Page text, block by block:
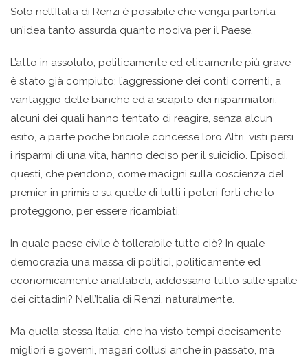
Solo nell’Italia di Renzi è possibile che venga partorita
un’idea tanto assurda quanto nociva per il Paese.
L’atto in assoluto, politicamente ed eticamente più grave
è stato già compiuto: l’aggressione dei conti correnti, a
vantaggio delle banche ed a scapito dei risparmiatori,
alcuni dei quali hanno tentato di reagire, senza alcun
esito, a parte poche briciole concesse loro Altri, visti persi
i risparmi di una vita, hanno deciso per il suicidio. Episodi,
questi, che pendono, come macigni sulla coscienza del
premier in primis e su quelle di tutti i poteri forti che lo
proteggono, per essere ricambiati.
In quale paese civile è tollerabile tutto ciò? In quale
democrazia una massa di politici, politicamente ed
economicamente analfabeti, addossano tutto sulle spalle
dei cittadini? Nell’Italia di Renzi, naturalmente.
Ma quella stessa Italia, che ha visto tempi decisamente
migliori e governi, magari collusi anche in passato, ma